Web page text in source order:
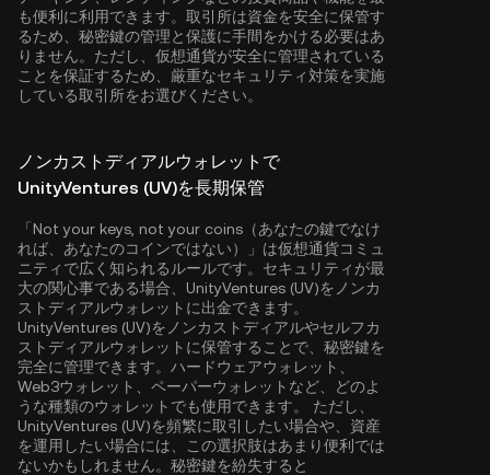
も便利に利用できます。取引所は資金を安全に保管す
るため、秘密鍵の管理と保護に手間をかける必要はあ
りません。ただし、仮想通貨が安全に管理されている
ことを保証するため、厳重なセキュリティ対策を実施
している取引所をお選びください。
ノンカストディアルウォレットで
UnityVentures (UV)を長期保管
「Not your keys, not your coins（あなたの鍵でなけ
れば、あなたのコインではない）」は仮想通貨コミュ
ニティで広く知られるルールです。セキュリティが最
大の関心事である場合、UnityVentures (UV)をノンカ
ストディアルウォレットに出金できます。
UnityVentures (UV)をノンカストディアルやセルフカ
ストディアルウォレットに保管することで、秘密鍵を
完全に管理できます。ハードウェアウォレット、
Web3ウォレット、ペーパーウォレットなど、どのよ
うな種類のウォレットでも使用できます。 ただし、
UnityVentures (UV)を頻繁に取引したい場合や、資産
を運用したい場合には、この選択肢はあまり便利では
ないかもしれません。秘密鍵を紛失すると